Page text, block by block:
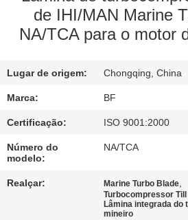
CONTROLE
QUALIDADE
CONTACTE-
NOS
NOTÍCIA
de IHI/MAN Marine
NA/TCA para o motor
Lugar de origem: Chongqing, China
Marca: BF
Certificação: ISO 9001:2000
Número do
modelo:
NA/TCA
Realçar: Marine Turbo Blade,
Turbocompressor
Lâmina integrada
mineiro